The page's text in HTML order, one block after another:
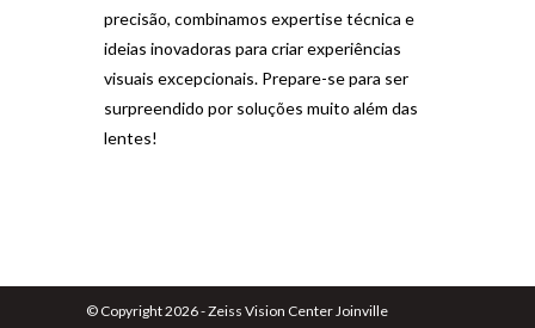
precisão, combinamos expertise técnica e
ideias inovadoras para criar experiências
visuais excepcionais. Prepare-se para ser
surpreendido por soluções muito além das
lentes!
© Copyright 2026 - Zeiss Vision Center Joinville